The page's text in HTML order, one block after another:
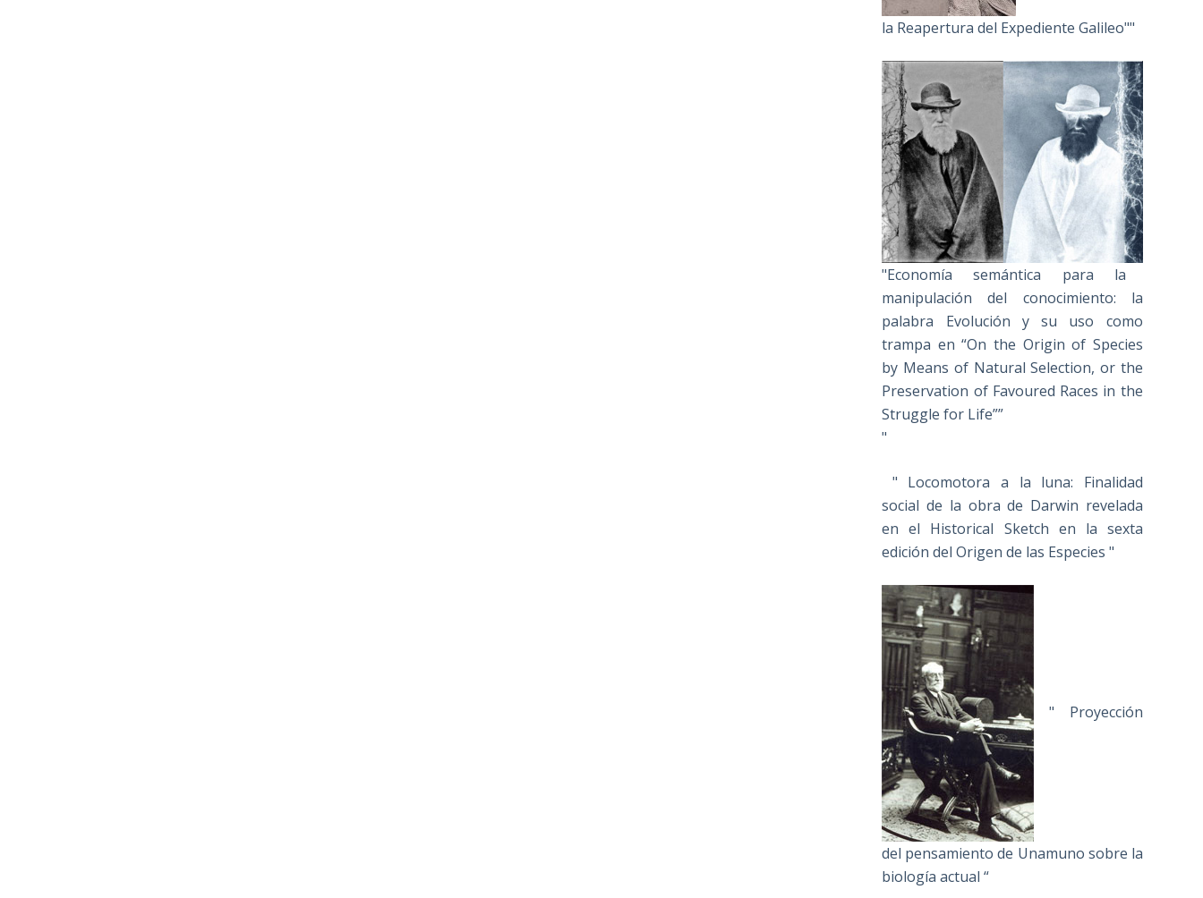
la Reapertura del Expediente Galileo""
"Economía semántica para la
manipulación del conocimiento: la
palabra Evolución y su uso como
trampa en “On the Origin of Species
by Means of Natural Selection, or the
Preservation of Favoured Races in the
Struggle for Life””
"
" Locomotora a la luna: Finalidad
social de la obra de Darwin revelada
en el Historical Sketch en la sexta
edición del Origen de las Especies "
" Proyección
del pensamiento de Unamuno sobre la
biología actual “